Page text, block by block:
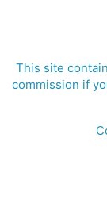
This site
commission if